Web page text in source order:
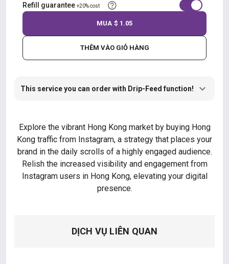
Refill guarantee +20% cost
THÊM VÀO GIỎ HÀNG
MUA $ 1.05
This service you can order with Drip-Feed function!
Explore the vibrant Hong Kong market by buying Hong
Kong traffic from Instagram, a strategy that places your
brand in the daily scrolls of a highly engaged audience.
Relish the increased visibility and engagement from
Instagram users in Hong Kong, elevating your digital
presence.
DỊCH VỤ LIÊN QUAN